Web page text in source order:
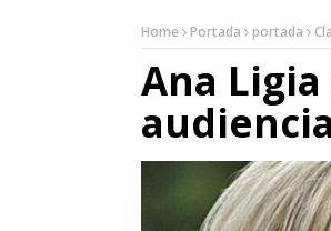
Home Portada portada
Ana